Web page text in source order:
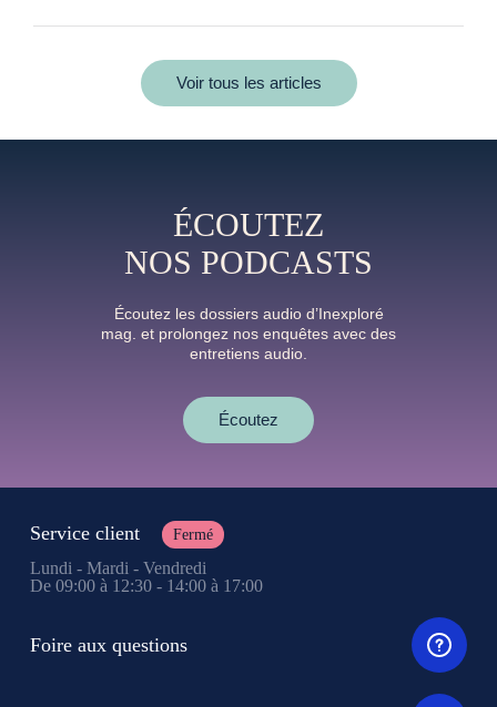
Voir tous les articles
ÉCOUTEZ
NOS PODCASTS
Écoutez les dossiers audio d’Inexploré
mag. et prolongez nos enquêtes avec des
entretiens audio.
Écoutez
Service client Fermé
Lundi - Mardi - Vendredi
De 09:00 à 12:30 - 14:00 à 17:00
Foire aux questions